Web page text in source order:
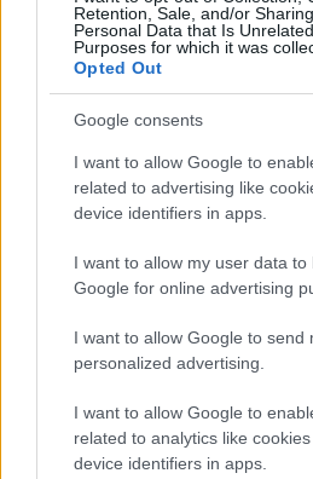
Retention, Sale, and/or
Personal Data that Is
Purposes for which it was
Opted Out
Google consents
I want to allow Google to
related to advertising like
device identifiers in apps.
I want to allow my user data to
Google for online advertising
I want to allow Google to send
personalized advertising.
I want to allow Google to
related to analytics like
device identifiers in apps.
Szíriával, amelyről
legmagasabb
parancsnoka azt
„élen jár Palesztina
támogatásában a
ellen”
– írja az iráni félhivatalos
hírügynökség.
Nagyszabású
hadgyakorlat
öbölben